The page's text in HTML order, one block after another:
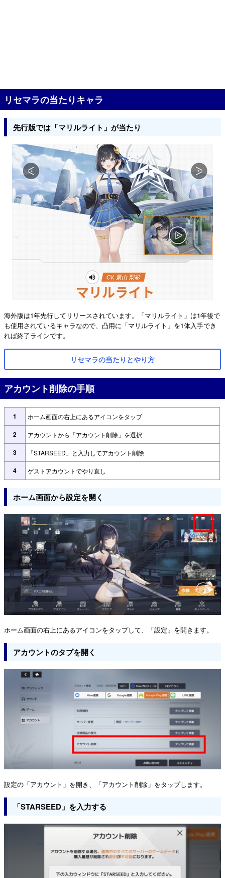
リセマラの当たりキャラ
先行版では「マリルライト」が当たり
海外版は1年先行してリリースされています。「マリルライト」は1年後で
も使用されているキャラなので、凸用に「マリルライト」を1体入手でき
れば終了ラインです。
リセマラの当たりとやり方
アカウント削除の手順
1 ホーム画面の右上にあるアイコンをタップ
2 アカウントから「アカウント削除」を選択
3 「STARSEED」と入力してアカウント削除
4 ゲストアカウントでやり直し
ホーム画面から設定を開く
ホーム画面の右上にあるアイコンをタップして、「設定」を開きます。
アカウントのタブを開く
設定の「アカウント」を開き、「アカウント削除」をタップします。
「STARSEED」を入力する